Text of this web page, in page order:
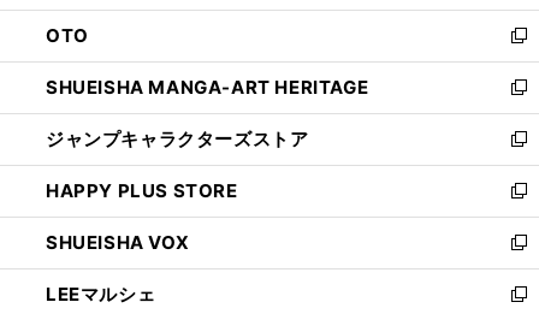
ウ
で
開
く
ン
ド
ウ
で
開
く
OTO
新
し
い
ウ
ィ
ン
ド
ウ
で
開
く
SHUEISHA MANGA-ART HERITAGE
新
し
い
ウ
ィ
ン
ド
ウ
で
ジャンプキャラクターズストア
新
し
い
ウ
ィ
ン
ド
HAPPY PLUS STORE
新
し
い
ウ
ィ
SHUEISHA VOX
新
し
い
LEEマルシェ
新